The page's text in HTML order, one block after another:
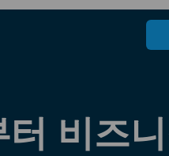
칠레
비즈